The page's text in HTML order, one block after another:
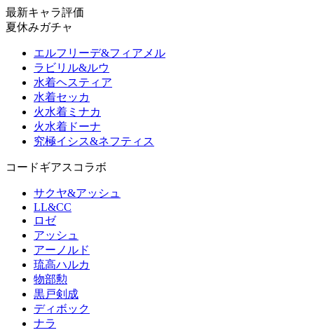
最新キャラ評価
夏休みガチャ
エルフリーデ&フィアメル
ラビリル&ルウ
水着ヘスティア
水着セッカ
火水着ミナカ
火水着ドーナ
究極イシス&ネフティス
コードギアスコラボ
サクヤ&アッシュ
LL&CC
ロゼ
アッシュ
アーノルド
琉高ハルカ
物部勲
黒戸剣成
ディボック
ナラ